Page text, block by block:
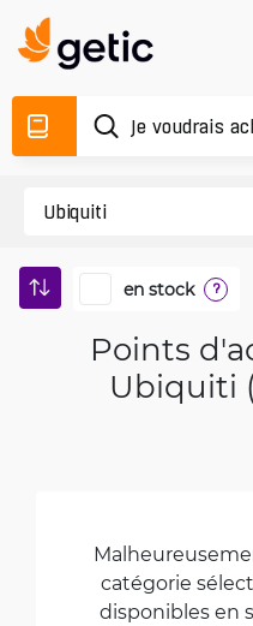
en stock ?
Points
Ubiquiti
catégorie
disponibles en